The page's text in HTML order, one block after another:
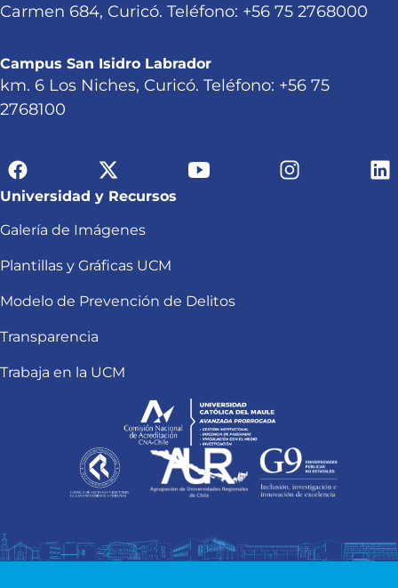
Carmen 684, Curicó. Teléfono: +56 75 2768000
Campus San Isidro Labrador
km. 6 Los Niches, Curicó. Teléfono: +56 75
2768100
Universidad y Recursos
Galería de Imágenes
Plantillas y Gráficas UCM
Modelo de Prevención de Delitos
Transparencia
Trabaja en la UCM